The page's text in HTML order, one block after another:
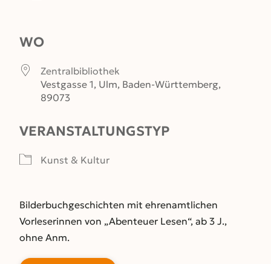
WO
Zentralbibliothek
Vestgasse 1, Ulm, Baden-Württemberg,
89073
VERANSTALTUNGSTYP
Kunst & Kultur
Bilderbuchgeschichten mit ehrenamtlichen
Vorleserinnen von „Abenteuer Lesen“, ab 3 J.,
ohne Anm.